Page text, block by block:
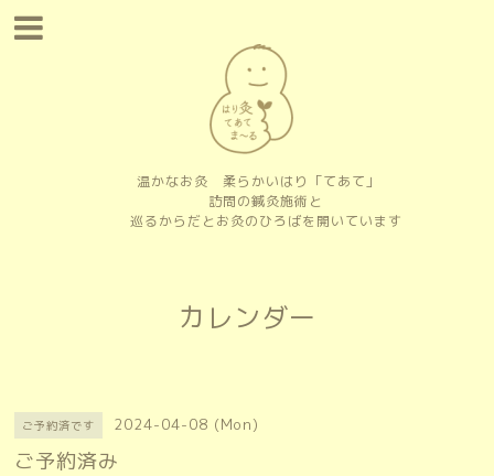
温かなお灸 柔らかいはり「てあて」
訪問の鍼灸施術と
巡るからだとお灸のひろばを開いています
カレンダー
ご予約済です 2024-04-08 (Mon)
ご予約済み